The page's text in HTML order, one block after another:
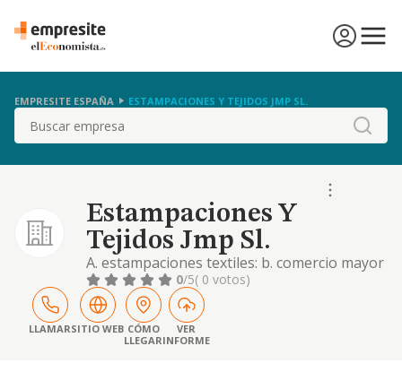
EMPRESITE ESPAÑA ESTAMPACIONES Y TEJIDOS JMP SL.
Buscar
Estampaciones Y
Tejidos Jmp Sl.
A. estampaciones textiles: b. comercio mayor
de calzado, peletería y marroquinería
0/5( 0 votos)
LLAMARSITIO WEB CÓMO
LLEGAR
VER
INFORME